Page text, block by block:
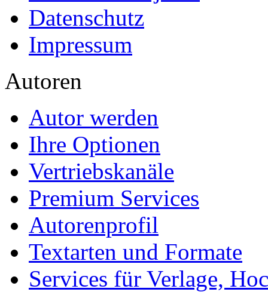
Datenschutz
Impressum
Autoren
Autor werden
Ihre Optionen
Vertriebskanäle
Premium Services
Autorenprofil
Textarten und Formate
Services für Verlage,